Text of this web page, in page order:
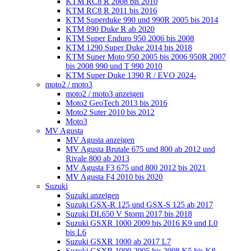
KTM RC8 R 2011 bis 2016
KTM Superduke 990 und 990R 2005 bis 2014
KTM 890 Duke R ab 2020
KTM Super Enduro 950 2006 bis 2008
KTM 1290 Super Duke 2014 bis 2018
KTM Super Moto 950 2005 bis 2006 950R 2007
bis 2008 990 und T 990 2010
KTM Super Duke 1390 R / EVO 2024-
moto2 / moto3
moto2 / moto3 anzeigen
Moto2 GeoTech 2013 bis 2016
Moto2 Suter 2010 bis 2012
Moto3
MV Agusta
MV Agusta anzeigen
MV Agusta Brutale 675 und 800 ab 2012 und
Rivale 800 ab 2013
MV Agusta F3 675 und 800 2012 bis 2021
MV Agusta F4 2010 bis 2020
Suzuki
Suzuki anzeigen
Suzuki GSX-R 125 und GSX-S 125 ab 2017
Suzuki DL650 V Storm 2017 bis 2018
Suzuki GSXR 1000 2009 bis 2016 K9 und L0
bis L6
Suzuki GSXR 1000 ab 2017 L7